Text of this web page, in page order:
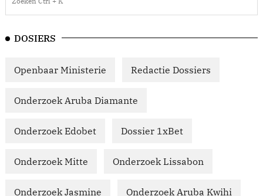
DOSIERS
Openbaar Ministerie Redactie Dossiers
Onderzoek Aruba Diamante
Onderzoek Edobet Dossier 1xBet
Onderzoek Mitte Onderzoek Lissabon
Onderzoek Jasmine Onderzoek Aruba Kwihi